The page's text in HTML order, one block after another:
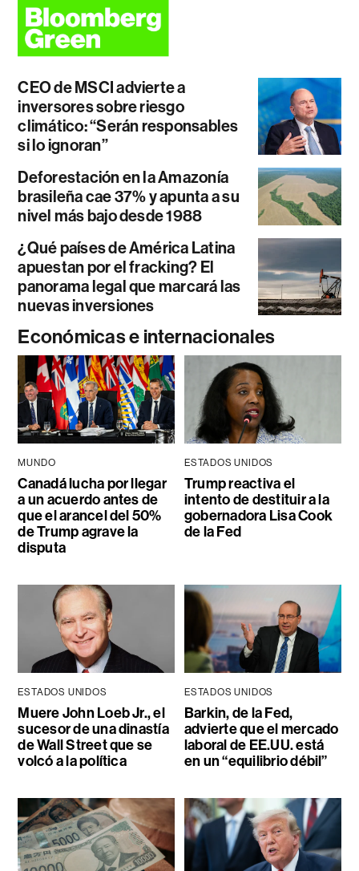
CEO de MSCI advierte a
inversores sobre riesgo
climático: “Serán responsables
si lo ignoran”
Deforestación en la Amazonía
brasileña cae 37% y apunta a su
nivel más bajo desde 1988
¿Qué países de América Latina
apuestan por el fracking? El
panorama legal que marcará las
nuevas inversiones
Económicas e internacionales
MUNDO
Canadá lucha por llegar
a un acuerdo antes de
que el arancel del 50%
de Trump agrave la
disputa
ESTADOS UNIDOS
Trump reactiva el
intento de destituir a la
gobernadora Lisa Cook
de la Fed
ESTADOS UNIDOS
Muere John Loeb Jr., el
sucesor de una dinastía
de Wall Street que se
volcó a la política
ESTADOS UNIDOS
Barkin, de la Fed,
advierte que el mercado
laboral de EE.UU. está
en un “equilibrio débil”